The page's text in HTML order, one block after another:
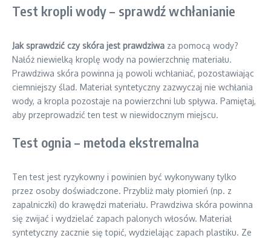
Test kropli wody – sprawdź wchłanianie
Jak sprawdzić czy skóra jest prawdziwa za pomocą wody?
Nałóż niewielką kroplę wody na powierzchnię materiału.
Prawdziwa skóra powinna ją powoli wchłaniać, pozostawiając
ciemniejszy ślad. Materiał syntetyczny zazwyczaj nie wchłania
wody, a kropla pozostaje na powierzchni lub spływa. Pamiętaj,
aby przeprowadzić ten test w niewidocznym miejscu.
Test ognia – metoda ekstremalna
Ten test jest ryzykowny i powinien być wykonywany tylko
przez osoby doświadczone. Przybliż mały płomień (np. z
zapalniczki) do krawędzi materiału. Prawdziwa skóra powinna
się zwijać i wydzielać zapach palonych włosów. Materiał
syntetyczny zacznie się topić, wydzielając zapach plastiku. Ze